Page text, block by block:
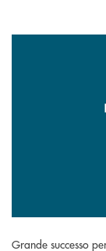
Grande successo